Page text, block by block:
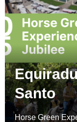
Santo
Horse Green